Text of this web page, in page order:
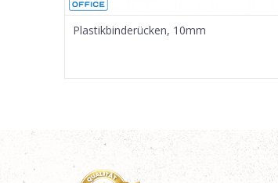
Plastikbinderücken, 10mm